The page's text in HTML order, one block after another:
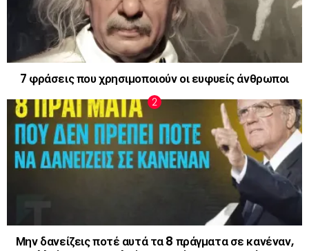
7 φράσεις που χρησιμοποιούν οι ευφυείς άνθρωποι
Μην δανείζεις ποτέ αυτά τα 8 πράγματα σε κανέναν,